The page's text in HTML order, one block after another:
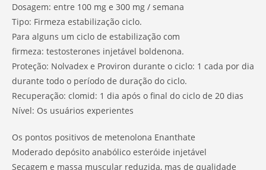
Dosagem: entre 100 mg e 300 mg / semana
Tipo: Firmeza estabilização ciclo.
Para alguns um ciclo de estabilização com
firmeza: testosterones injetável boldenona.
Proteção: Nolvadex e Proviron durante o ciclo: 1 cada por dia
durante todo o período de duração do ciclo.
Recuperação: clomid: 1 dia após o final do ciclo de 20 dias
Nível: Os usuários experientes
Os pontos positivos de metenolona Enanthate
Moderado depósito anabólico esteróide injetável
Secagem e massa muscular reduzida, mas de qualidade